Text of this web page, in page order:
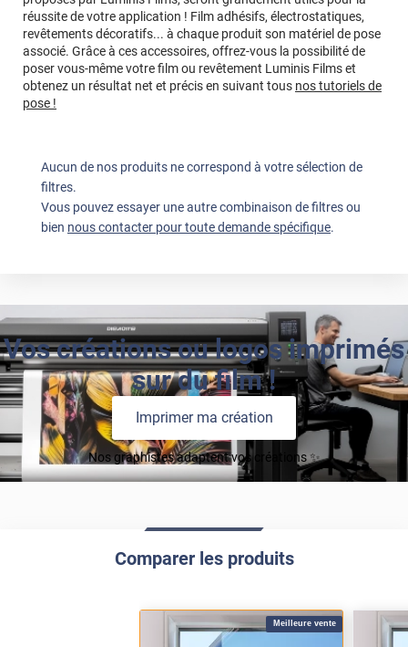
réussite de votre application ! Film adhésifs, électrostatiques,
revêtements décoratifs... à chaque produit son matériel de pose
associé. Grâce à ces accessoires, offrez-vous la possibilité de
poser vous-même votre film ou revêtement Luminis Films et
obtenez un résultat net et précis en suivant tous nos tutoriels de
pose !
Aucun de nos produits ne correspond à votre sélection de
filtres.
Vous pouvez essayer une autre combinaison de filtres ou
bien nous contacter pour toute demande spécifique.
Vos créations ou logos imprimés
sur du film !
Imprimer ma création
Nos graphistes adaptent vos créations ✨
Comparer les produits
Meilleure vente